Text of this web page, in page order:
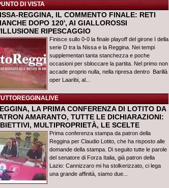
DI VISTA
REGGINA, IL COMMENTO FINALE: RETI
DOPO 120', AI GIALLOROSSI
RIPESCAGGIO
Finisce sullo 0-0 la finale playoff del girone I della
serie D tra la Nissa e la Reggina. Nei tempi
supplementari tanta stanchezza e poche
occasioni per sbloccare la partita. Nel primo non
accade proprio nulla, nella ripresa dentro Barillà
oper Laaribi, al...
LA PRIMA CONFERENZA DI LOTITO DA
AMARANTO, TUTTE LE DICHIARAZIONI:
MULTIPROPRIETÀ, LE SCELTE
Prima conferenza stampa da patron della
Reggina per Claudio Lotito, che ha risposto alle
domande della stampa. Di seguito tutte le parole
del senatore di Forza Italia, già patron della
Lazio: Cannizzaro mi ha stolkerizzato, ci lega
una grande affinità, siamo due...